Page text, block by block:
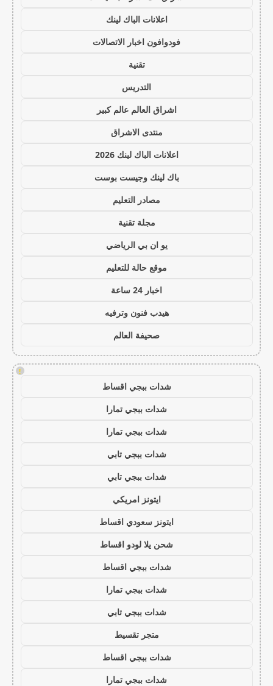
اعلانات الباك لينك
فودوافون اخبار الاتصالات
تقنية
التدريس
اشراق العالم عالم كبير
منتدى الاشراق
اعلانات الباك لينك 2026
باك لينك وجيست بوست
مصادر التعليم
مجلة تقنية
يو ان بي الرياضي
موقع حالة للتعليم
اخبار 24 ساعة
هيدب فنون وترفيه
صحيفة العالم
!
شدات ببجي اقساط
شدات ببجي تمارا
شدات ببجي تمارا
شدات ببجي تابي
شدات ببجي تابي
ايتونز امريكي
ايتونز سعودي اقساط
شحن يلا لودو اقساط
شدات ببجي اقساط
شدات ببجي تمارا
شدات ببجي تابي
متجر تقسيط
شدات ببجي اقساط
شدات ببجي تمارا